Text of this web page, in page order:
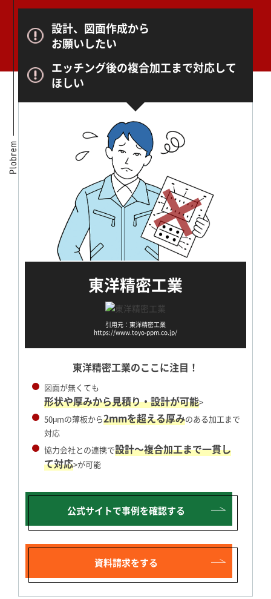
設計、図面作成から
お願いしたい
エッチング後の複合加工まで対応して
ほしい
東洋精密工業
引用元：東洋精密工業
https://www.toyo-ppm.co.jp/
東洋精密工業のここに注目！
図面が無くても
形状や厚みから見積り・設計が可能>
50μmの薄板から2mmを超える厚みのある加工まで
対応
協力会社との連携で設計～複合加工まで一貫し
て対応>が可能
公式サイトで事例を確認する
資料請求をする